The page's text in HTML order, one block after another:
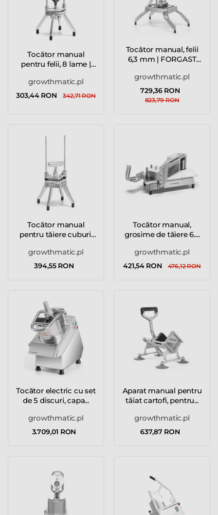
Tocător manual
pentru felii, 8 lame |
growthmatic.pl
303,44 RON 342,71 RON
Tocător manual, felii
6,3 mm | FORGAST
growthmatic.pl
729,36 RON
823,79 RON
Tocător manual
pentru tăiere cuburi,
growthmatic.pl
394,55 RON
Tocător manual,
grosime de tăiere 6.3
growthmatic.pl
421,54 RON 476,12 RON
Tocător electric cu set
de 5 discuri, capa...
growthmatic.pl
3.709,01 RON
Aparat manual pentru
tăiat cartofi, pentru...
growthmatic.pl
637,87 RON